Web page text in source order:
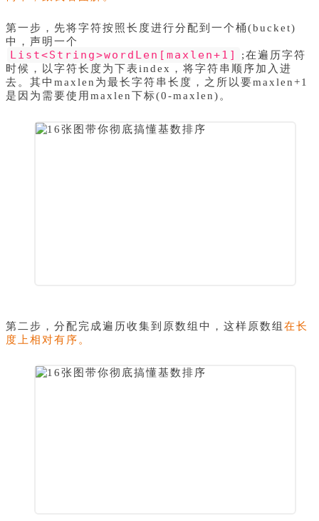
第一步，先将字符按照长度进行分配到一个桶(bucket)
中，声明一个
List<String>wordLen[maxlen+1]
;在遍历字符
时候，以字符长度为下表index，将字符串顺序加入进
去。其中maxlen为最长字符串长度，之所以要maxlen+1
是因为需要使用maxlen下标(0-maxlen)。
第二步，分配完成遍历收集到原数组中，这样原数组 在长
度上相对有序。